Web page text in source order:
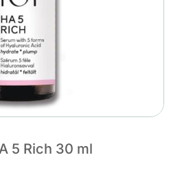
5 Rich 30 ml